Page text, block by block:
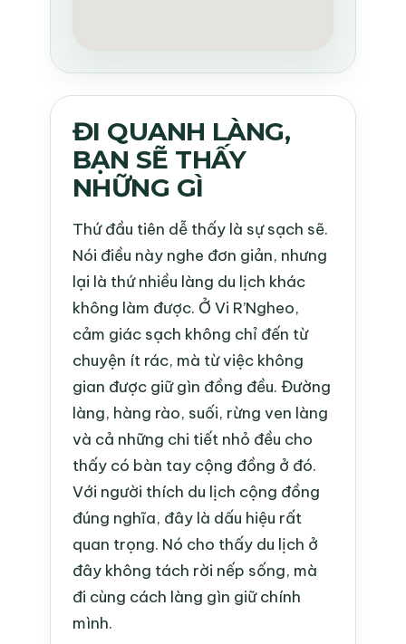
ĐI QUANH LÀNG,
BẠN SẼ THẤY
NHỮNG GÌ
Thứ đầu tiên dễ thấy là sự sạch sẽ.
Nói điều này nghe đơn giản, nhưng
lại là thứ nhiều làng du lịch khác
không làm được. Ở Vi R’Ngheo,
cảm giác sạch không chỉ đến từ
chuyện ít rác, mà từ việc không
gian được giữ gìn đồng đều. Đường
làng, hàng rào, suối, rừng ven làng
và cả những chi tiết nhỏ đều cho
thấy có bàn tay cộng đồng ở đó.
Với người thích du lịch cộng đồng
đúng nghĩa, đây là dấu hiệu rất
quan trọng. Nó cho thấy du lịch ở
đây không tách rời nếp sống, mà
đi cùng cách làng gìn giữ chính
mình.